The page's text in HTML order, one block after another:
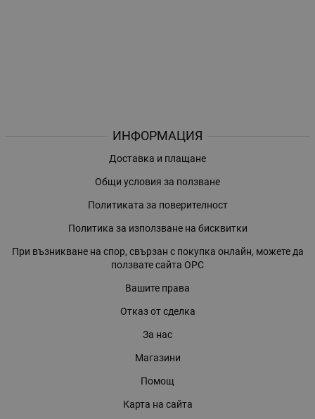
ИНФОРМАЦИЯ
Доставка и плащане
Общи условия за ползване
Политиката за поверителност
Политика за използване на бисквитки
При възникване на спор, свързан с покупка онлайн, можете да
ползвате сайта ОРС
Вашите права
Отказ от сделка
За нас
Магазини
Помощ
Карта на сайта